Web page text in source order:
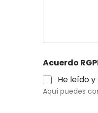
Acuerdo
He leído
Aquí puedes